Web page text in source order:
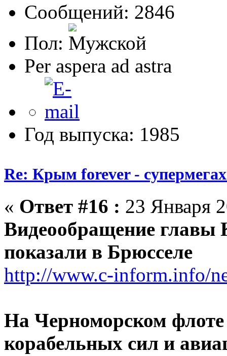
Сообщений: 2846
Пол:
Per aspera ad astra
Год выпуска: 1985
Re: Крым forever -
« Ответ #16 : 23 Января
Видеообращение главы
показали в Брюсселе
http://www.c-inform.info/
На Черноморском флоте
корабельных сил и